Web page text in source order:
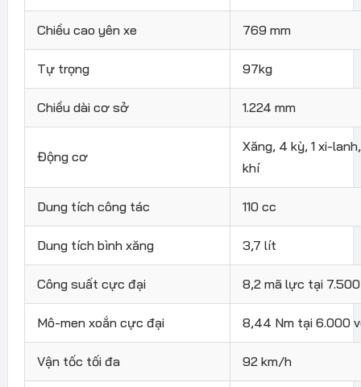
Chiều cao yên xe 769 mm
Tự trọng 97kg
Chiều dài cơ sở 1.224 mm
Động cơ
Xăng, 4 kỳ, 1 xi-
khí
Dung tích công tác 110 cc
Dung tích bình xăng 3,7 lít
Công suất cực đại 8,2 mã lực tại
Mô-men xoắn cực đại 8,44 Nm tại 6.000
Vận tốc tối đa 92 km/h